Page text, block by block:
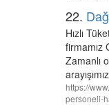
22.
Hızlı
firmamız
Zamanlı
https://
personeli-